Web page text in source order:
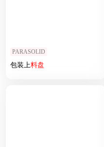
PARASOLID
包装上料盘